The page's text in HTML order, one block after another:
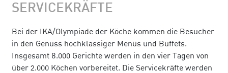
SERVICEKRÄFTE
Bei der IKA/Olympiade der Köche kommen die Besucher
in den Genuss hochklassiger Menüs und Buffets.
Insgesamt 8.000 Gerichte werden in den vier Tagen von
über 2.000 Köchen vorbereitet. Die Servicekräfte werden